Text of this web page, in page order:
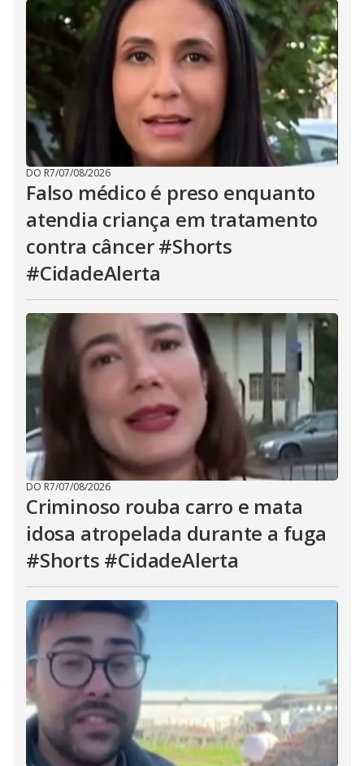
DO R7/07/08/2026
Falso médico é preso enquanto
atendia criança em tratamento
contra câncer #Shorts
#CidadeAlerta
DO R7/07/08/2026
Criminoso rouba carro e mata
idosa atropelada durante a fuga
#Shorts #CidadeAlerta